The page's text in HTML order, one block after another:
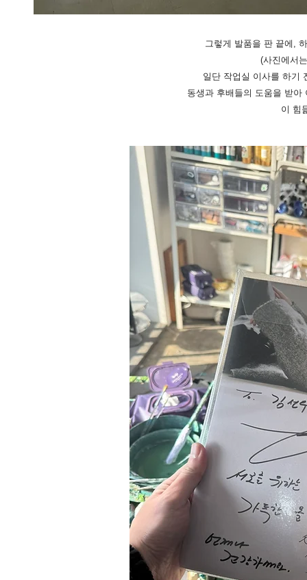
그렇게 발품을 판 끝에,
(사진에서
일단 작업실 이사를 하기
동생과 후배들의 도움을 받
이 힘